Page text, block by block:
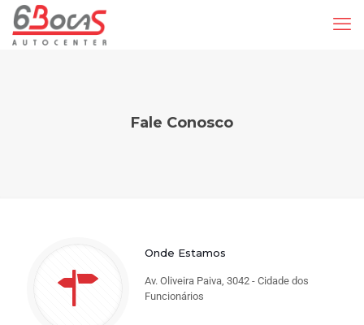
Fale Conosco
Onde Estamos
Av. Oliveira Paiva, 3042 - Cidade dos
Funcionários